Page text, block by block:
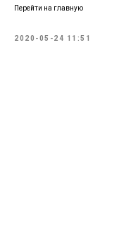
Перейти на главную
2020-05-24 11:51